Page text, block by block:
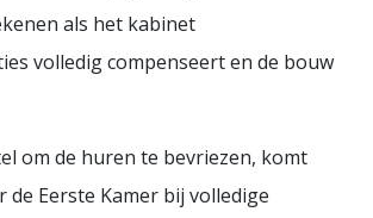
als het kabinet
volledig compenseert en de bouw
om de huren te bevriezen, komt
de Eerste Kamer bij volledige